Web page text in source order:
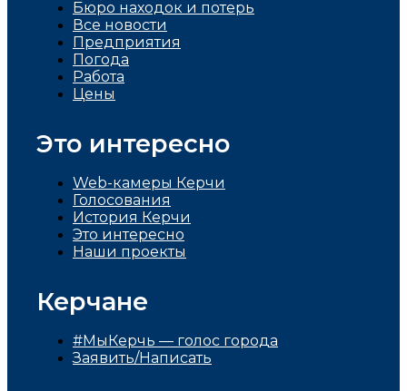
Бюро находок и потерь
Все новости
Предприятия
Погода
Работа
Цены
Это интересно
Web-камеры Керчи
Голосования
История Керчи
Это интересно
Наши проекты
Керчане
#МыКерчь — голос города
Заявить/Написать